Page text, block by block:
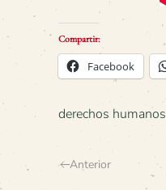
Compartir:
Facebook
derechos humanos
Anterior